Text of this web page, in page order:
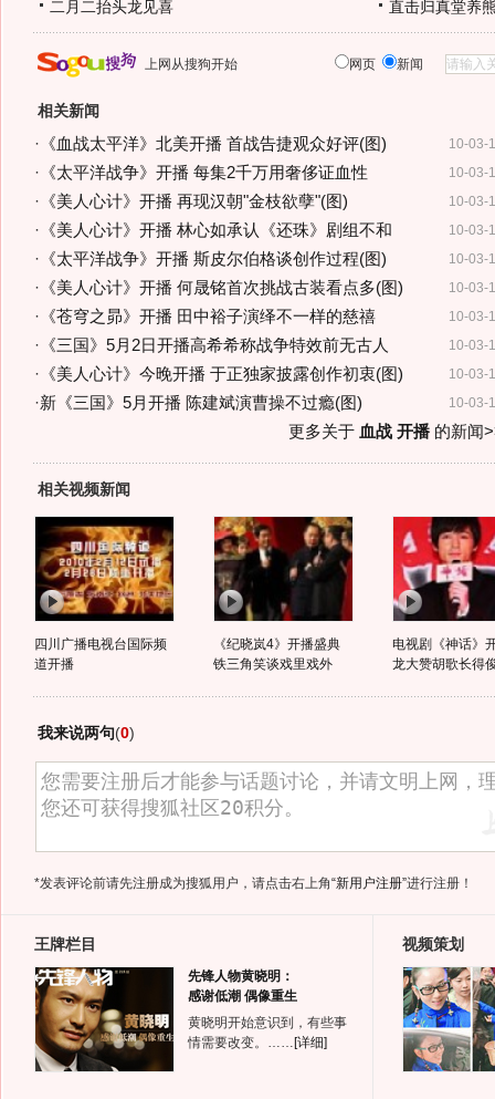
二月二抬头龙见喜 直击归真堂养
上网从搜狗开始 网页 新闻
相关新闻
10-03-
· 《血战太平洋》北美开播 首战告捷观众好评(图)
10-03-
· 《太平洋战争》开播 每集2千万用奢侈证血性
10-03-
· 《美人心计》开播 再现汉朝"金枝欲孽"(图)
10-03-
· 《美人心计》开播 林心如承认《还珠》剧组不和
10-03-
· 《太平洋战争》开播 斯皮尔伯格谈创作过程(图)
10-03-
· 《美人心计》开播 何晟铭首次挑战古装看点多(图)
10-03-
· 《苍穹之昴》开播 田中裕子演绎不一样的慈禧
10-03-
· 《三国》5月2日开播高希希称战争特效前无古人
10-03-
· 《美人心计》今晚开播 于正独家披露创作初衷(图)
10-03-
·新《三国》5月开播 陈建斌演曹操不过瘾(图)
更多关于 血战 开播的新闻
相关视频新闻
四川广播电视台国际频
道开播
《纪晓岚4》开播盛典
铁三角笑谈戏里戏外
电视剧《神话》
龙大赞胡歌长得
我来说两句(0)
*发表评论前请先注册成为搜狐用户，请点击右上角“新用户注册”进行注册！
王牌栏目
先锋人物黄晓明：
感谢低潮 偶像重生
黄晓明开始意识到，有些事
情需要改变。…… [详细]
视频策划